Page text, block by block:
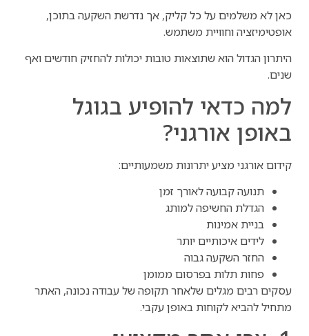
כאן לא משלמים על כל קליק, אך נדרשת השקעה בתוכן,
אופטימיזציה וחוויית משתמש.
היתרון הגדול הוא שתוצאות טובות יכולות להחזיק חודשים ואף
שנים.
למה כדאי להופיע בגוגל
באופן אורגני?
קידום אורגני מציע יתרונות משמעותיים:
תנועה קבועה לאורך זמן
הגדלת החשיפה למותג
בניית אמינות
לידים איכותיים יותר
החזר השקעה גבוה
פחות תלות בפרסום ממומן
עסקים רבים מגלים שלאחר תקופה של עבודה נכונה, האתר
מתחיל להביא לקוחות באופן עקבי.